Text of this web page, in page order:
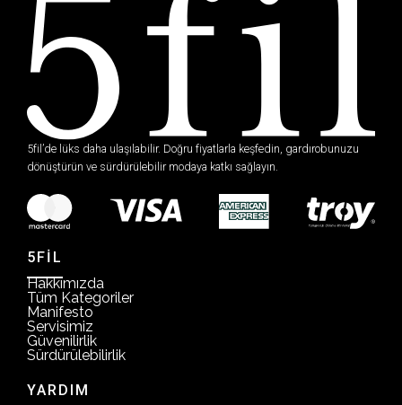
5fil’de lüks daha ulaşılabilir. Doğru fiyatlarla keşfedin, gardırobunuzu
dönüştürün ve sürdürülebilir modaya katkı sağlayın.
5FİL
Hakkımızda
Tüm Kategoriler
Manifesto
Servisimiz
Güvenilirlik
Sürdürülebilirlik
YARDIM